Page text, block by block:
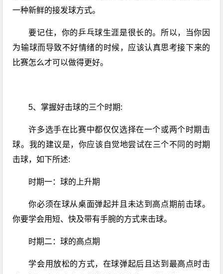
一种新鲜的接发球方式。
要记住，你的乒乓球生涯是很长的。所以，当你因
为输球而导致不好情绪的时候，应该认真思考接下来的
比赛怎么才可以做得更好。
5、掌握好击球的三个时期:
许多选手在比赛中都仅仅选择在一个或两个时期击
球。我的建议是，你应该自觉地尝试在三个不同的时期
击球，如下所述:
时期一：球的上升期
你必须在球从桌面弹起并且未达到高点期前击球。
你要学会用短、快及带有手腕的方式来击球。
时期二：球的高点期
学会用放松的方式，在球弹起后且达到最高点时击